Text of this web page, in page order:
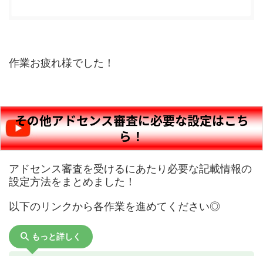
作業お疲れ様でした！
その他アドセンス審査に必要な設定はこち
ら！
アドセンス審査を受けるにあたり必要な記載情報の
設定方法をまとめました！
以下のリンクから各作業を進めてください◎
もっと詳しく